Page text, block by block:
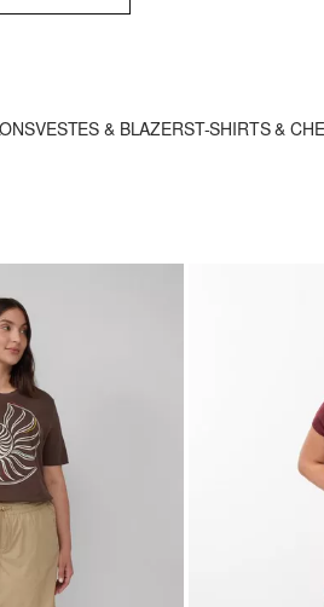
VESTES & BLAZERST-SHIRTS &